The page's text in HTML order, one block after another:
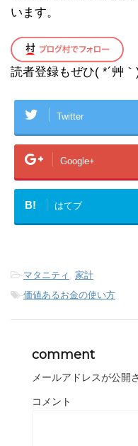
います。
読者登録もぜひ( *´艸｀
Twitter
Google+
B! はてブ
-マタニティ
家計
-価値あるお金の使い方
comment
メールアドレスが公開
コメント